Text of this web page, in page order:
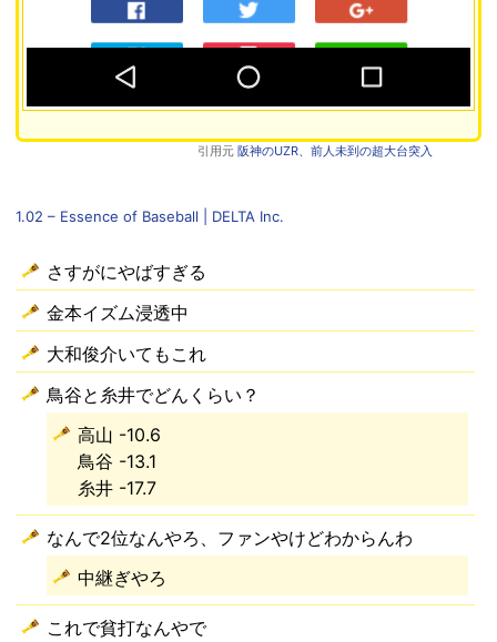
引用元 阪神のUZR、前人未到の超大台突入
1.02 – Essence of Baseball | DELTA Inc.
さすがにやばすぎる
金本イズム浸透中
大和俊介いてもこれ
鳥谷と糸井でどんくらい？
高山 -10.6
鳥谷 -13.1
糸井 -17.7
なんで2位なんやろ、ファンやけどわからんわ
中継ぎやろ
これで貧打なんやで